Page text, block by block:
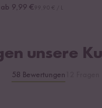
ab 9,99 €
unsere
58 Bewertungen